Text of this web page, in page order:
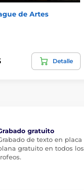
de Artes
Detalle
gratuito
de texto en placa
gratuito en todos los